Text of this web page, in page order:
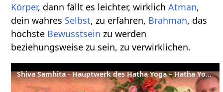
Körper, dann fällt es leichter, wirklichAtman,
dein wahres Selbst, zu erfahren, Brahman, das
höchste Bewusstsein zu werden
beziehungsweise zu sein, zu verwirklichen.
Shiva Samhita - Hauptwerk des Hatha Yoga – Hatha Yoga Wörterbuch